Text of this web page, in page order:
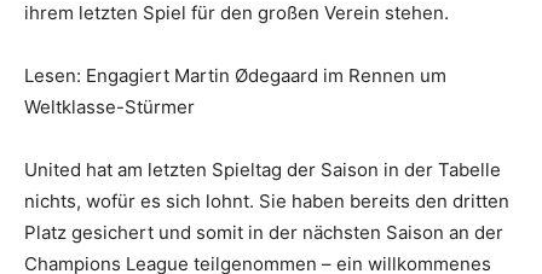
ihrem letzten Spiel für den großen Verein stehen.
Lesen: Engagiert Martin Ødegaard im Rennen um
Weltklasse-Stürmer
United hat am letzten Spieltag der Saison in der Tabelle
nichts, wofür es sich lohnt. Sie haben bereits den dritten
Platz gesichert und somit in der nächsten Saison an der
Champions League teilgenommen – ein willkommenes